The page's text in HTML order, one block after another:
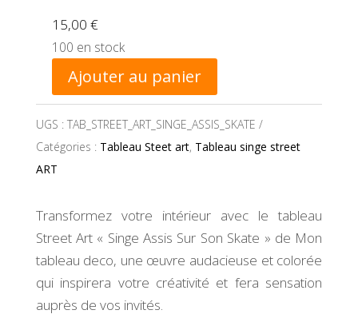
15,00 €
100 en stock
Ajouter au panier
UGS : TAB_STREET_ART_SINGE_ASSIS_SKATE
Catégories : Tableau Steet art, Tableau singe street
ART
Transformez votre intérieur avec le tableau
Street Art « Singe Assis Sur Son Skate » de Mon
tableau deco, une œuvre audacieuse et colorée
qui inspirera votre créativité et fera sensation
auprès de vos invités.